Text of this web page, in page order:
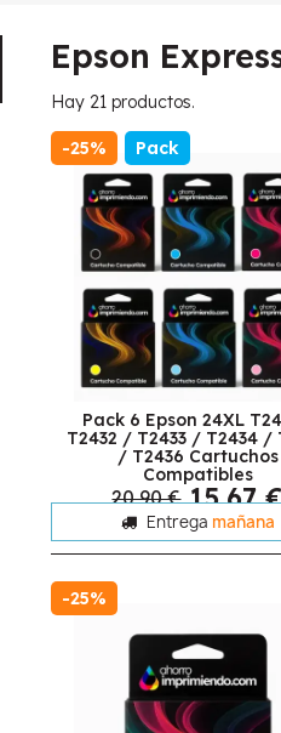
Epson
Hay 21 productos.
-25% Pack
Pack 6 Epson 24XL
T2432 / T2433 / T2434 /
/ T2436 Cartuchos
Compatibles
20,90 € 15,67
Entrega mañana
-25%